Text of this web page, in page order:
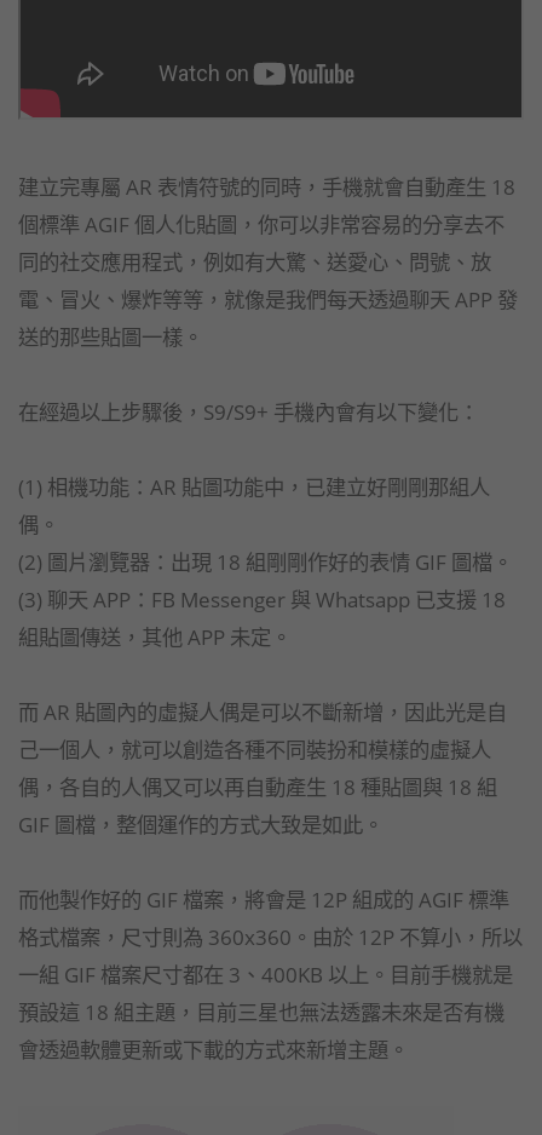
建立完專屬 AR 表情符號的同時，手機就會自動產生 18
個標準 AGIF 個人化貼圖，你可以非常容易的分享去不
同的社交應用程式，例如有大驚、送愛心、問號、放
電、冒火、爆炸等等，就像是我們每天透過聊天 APP 發
送的那些貼圖一樣。
在經過以上步驟後，S9/S9+ 手機內會有以下變化：
(1) 相機功能：AR 貼圖功能中，已建立好剛剛那組人
偶。
(2) 圖片瀏覽器：出現 18 組剛剛作好的表情 GIF 圖檔。
(3) 聊天 APP：FB Messenger 與 Whatsapp 已支援 18
組貼圖傳送，其他 APP 未定。
而 AR 貼圖內的虛擬人偶是可以不斷新增，因此光是自
己一個人，就可以創造各種不同裝扮和模樣的虛擬人
偶，各自的人偶又可以再自動產生 18 種貼圖與 18 組
GIF 圖檔，整個運作的方式大致是如此。
而他製作好的 GIF 檔案，將會是 12P 組成的 AGIF 標準
格式檔案，尺寸則為 360x360。由於 12P 不算小，所以
一組 GIF 檔案尺寸都在 3、400KB 以上。目前手機就是
預設這 18 組主題，目前三星也無法透露未來是否有機
會透過軟體更新或下載的方式來新增主題。